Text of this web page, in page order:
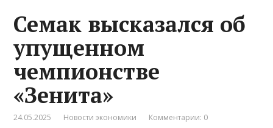
Семак высказался об
упущенном
чемпионстве
«Зенита»
24.05.2025 Новости экономики Комментарии: 0